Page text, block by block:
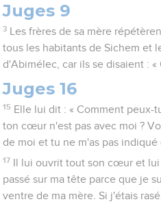
Juges 9
3
Les frères de sa mère
tous les habitants de Sichem et
d'Abimélec, car ils se disaient : «
Juges 16
15 Elle lui dit : « Comment peux-
ton cœur n'est pas avec moi ?
de moi et tu ne m'as pas
17
Il lui ouvrit tout son cœur et lui
passé sur ma tête parce que je
ventre de ma mère. Si j'étais